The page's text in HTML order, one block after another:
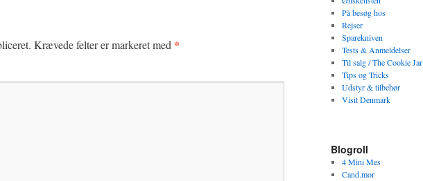
Krævede felter er markeret med *
På besøg hos
Rejser
Sparekniven
Tests & Anmeldelser
Til salg / The Cookie Jar
Tips og Tricks
Udstyr & tilbehør
Visit Denmark
Blogroll
4 Mini Mes
Cand.mor